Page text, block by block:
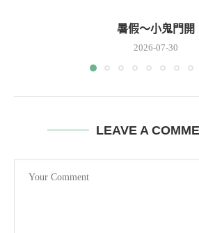
暑假～小鬼門開
2026-07-30
LEAVE A